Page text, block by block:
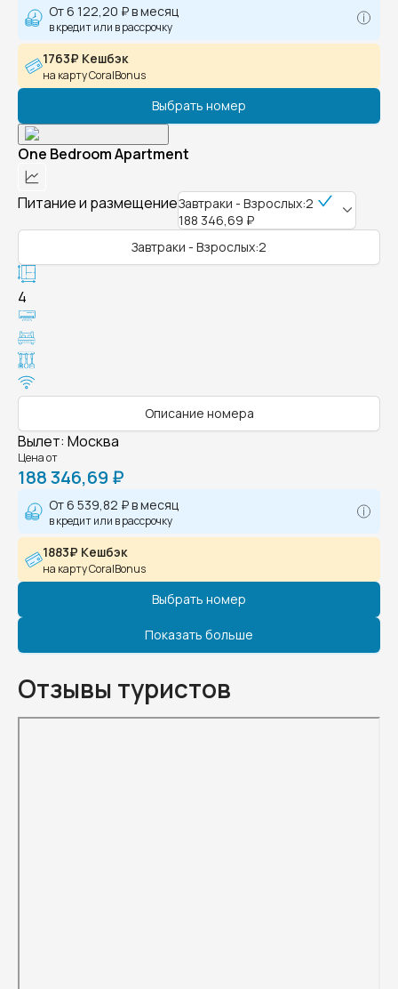
От6 122,20 ₽в месяц
в кредит или в рассрочку
1763₽ Кешбэк
на карту CoralBonus
Выбрать номер
One Bedroom Apartment
Питание и размещениеЗавтраки - Взрослых:2
188 346,69 ₽
Завтраки - Взрослых:2
4
Описание номера
Вылет: Москва
Цена от
188 346,69 ₽
От6 539,82 ₽в месяц
в кредит или в рассрочку
1883₽ Кешбэк
на карту CoralBonus
Выбрать номер
Показать больше
Отзывы туристов